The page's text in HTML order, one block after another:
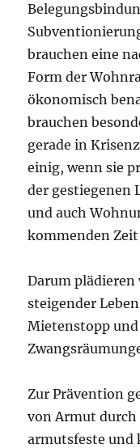
brauchen eine
Form der
ökonomisch
brauchen
gerade in
einig, wenn sie
der gestiegenen
und auch
kommenden
Darum
steigender
Mietenstopp und
Zur Prävention
von Armut
armutsfeste